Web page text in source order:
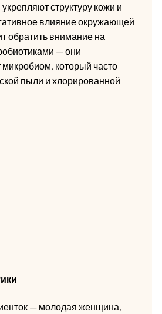
структуру кожи и
влияние окружающей
обратить внимание на
— они
который часто
пыли и хлорированной
— молодая женщина,